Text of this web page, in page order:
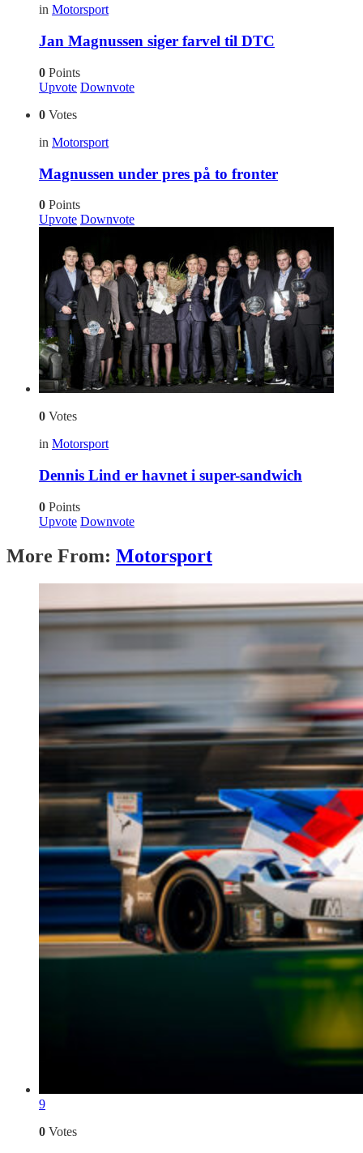
in Motorsport
Jan Magnussen siger farvel til DTC
0 Points
Upvote Downvote
0 Votes
in Motorsport
Magnussen under pres på to fronter
0 Points
Upvote Downvote
0 Votes
in Motorsport
Dennis Lind er havnet i super-sandwich
0 Points
Upvote Downvote
More From: Motorsport
9
0 Votes